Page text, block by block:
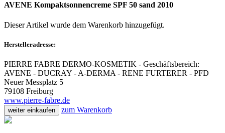
AVENE Kompaktsonnencreme SPF 50 sand 2010
Dieser Artikel wurde dem Warenkorb hinzugefügt.
Herstelleradresse:
PIERRE FABRE DERMO-KOSMETIK - Geschäftsbereich:
AVENE - DUCRAY - A-DERMA - RENE FURTERER - PFD
Neuer Messplatz 5
79108 Freiburg
www.pierre-fabre.de
weiter einkaufen zum Warenkorb